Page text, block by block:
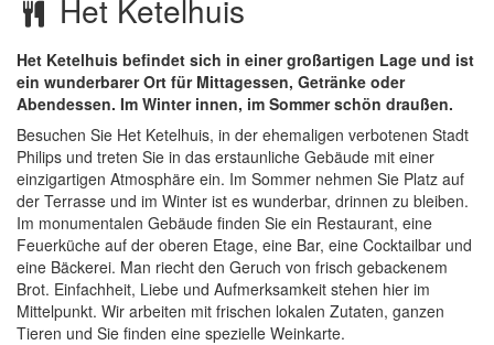
Het Ketelhuis
Het Ketelhuis befindet sich in einer großartigen Lage und ist
ein wunderbarer Ort für Mittagessen, Getränke oder
Abendessen. Im Winter innen, im Sommer schön draußen.
Besuchen Sie Het Ketelhuis, in der ehemaligen verbotenen Stadt
Philips und treten Sie in das erstaunliche Gebäude mit einer
einzigartigen Atmosphäre ein. Im Sommer nehmen Sie Platz auf
der Terrasse und im Winter ist es wunderbar, drinnen zu bleiben.
Im monumentalen Gebäude finden Sie ein Restaurant, eine
Feuerküche auf der oberen Etage, eine Bar, eine Cocktailbar und
eine Bäckerei. Man riecht den Geruch von frisch gebackenem
Brot. Einfachheit, Liebe und Aufmerksamkeit stehen hier im
Mittelpunkt. Wir arbeiten mit frischen lokalen Zutaten, ganzen
Tieren und Sie finden eine spezielle Weinkarte.